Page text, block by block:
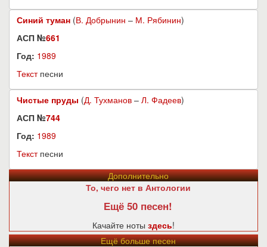
Синий туман (В. Добрынин – М. Рябинин)
АСП №661
Год: 1989
Текстпесни
Чистые пруды (Д. Тухманов – Л. Фадеев)
АСП №744
Год: 1989
Текстпесни
Дополнительно
То, чего нет в Антологии
Ещё 50 песен!
Качайте ноты здесь!
Ещё больше песен